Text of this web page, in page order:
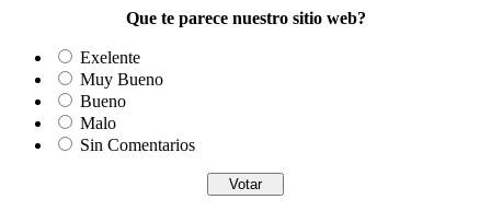
Que te parece nuestro sitio web?
Exelente
Muy Bueno
Bueno
Malo
Sin Comentarios